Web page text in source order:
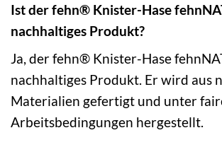
Ist der fehn® Knister-Hase
nachhaltiges Produkt?
Ja, der fehn® Knister-Hase
nachhaltiges Produkt. Er wird aus
Materialien gefertigt und unter
Arbeitsbedingungen hergestellt.